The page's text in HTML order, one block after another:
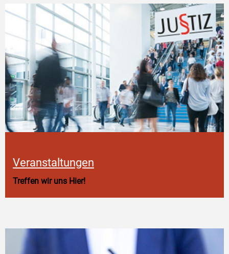
Veranstaltungen
Treffen wir uns Hier!